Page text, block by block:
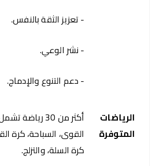
- تعزيز الثقة بالنفس.
- نشر الوعي.
- دعم التنوع والإدماج.
المتوفرة
كرة السلة، والتزلج.